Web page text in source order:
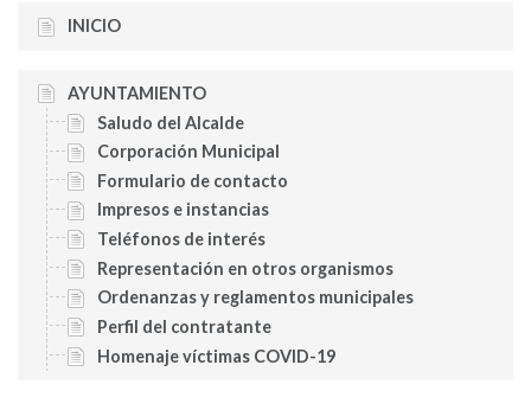
INICIO
AYUNTAMIENTO
Saludo del Alcalde
Corporación Municipal
Formulario de contacto
Impresos e instancias
Teléfonos de interés
Representación en otros organismos
Ordenanzas y reglamentos municipales
Perfil del contratante
Homenaje víctimas COVID-19